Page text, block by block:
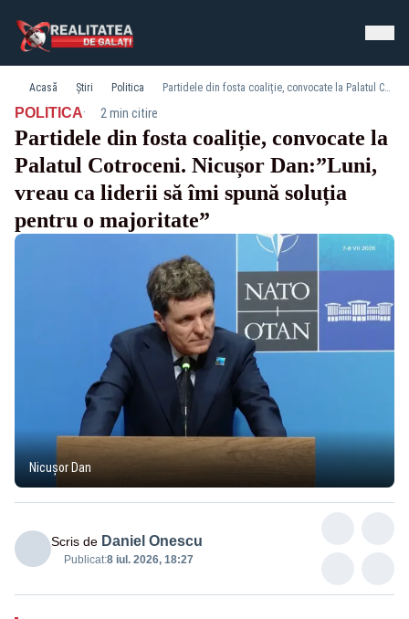
Acasă Știri Politica Partidele din fosta coaliție, convocate la Palatul Cotroceni. Nicușor Dan:”Luni, vreau ca liderii să îmi spună soluția pentru o majoritate”
POLITICA· 2 min citire
Partidele din fosta coaliție, convocate la
Palatul Cotroceni. Nicușor Dan:”Luni,
vreau ca liderii să îmi spună soluția
pentru o majoritate”
Nicușor Dan
Scris de Daniel Onescu
Publicat:8 iul. 2026, 18:27